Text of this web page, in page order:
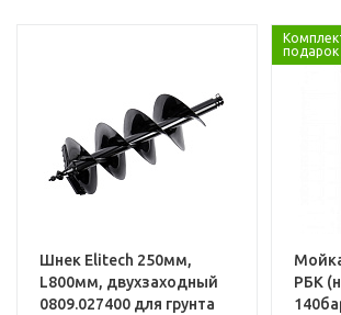
Установка и настройка техники
Шнек Elitech 250мм,
L800мм, двухзаходный
0809.027400 для грунта
подарок
РБК